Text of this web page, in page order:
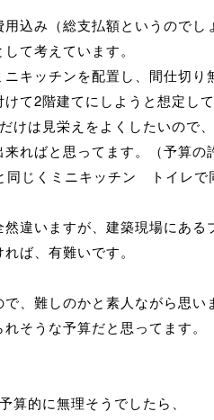
込み（総支払額というのでし
て考えています。
ニキッチンを配置し、間仕切り
て2階建てにしようと想定して
けは見栄えをよくしたいので
ればと思ってます。（予算の
同じくミニキッチン トイレで
然違いますが、建築現場にあ
ば、有難いです。
、難しのかと素人ながら思い
そうな予算だと思ってます。
算的に無理そうでしたら、